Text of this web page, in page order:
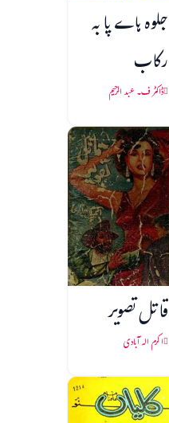
جلوہ ہاے پا به
رکاب
ڈاکٹر ف۔ عبد الرحیم
قاتل تصویر
اکرم الہ آبادی